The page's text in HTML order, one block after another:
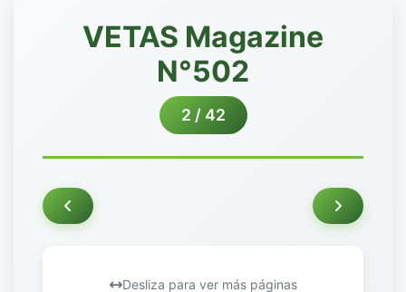
VETAS Magazine
N°502
2 / 42
Desliza para ver más páginas